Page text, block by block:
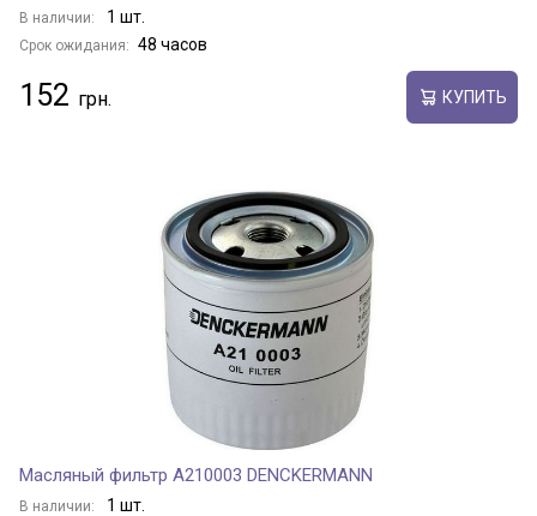
В наличии: 1 шт.
Срок ожидания: 48 часов
152 КУПИТЬ
Масляный фильтр A210003 DENCKERMANN
В наличии: 1 шт.